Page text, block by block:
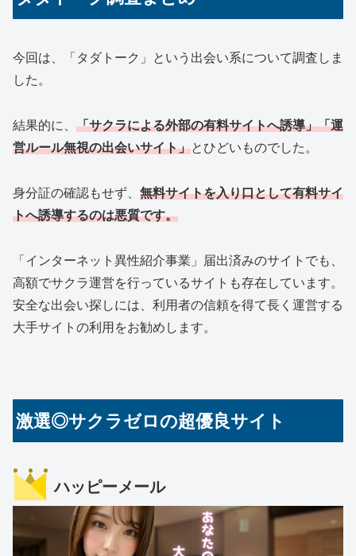
今回は、「タダトーク」という出会い系について調査しま
した。
結果的に、 「サクラによる外部の有料サイトへ誘導」「運
営ルール無視の出会いサイト」とひどいものでした。
身分証の確認もせず、 無料サイトを入り口として有料サイ
トへ誘導するのは悪質です。
「インターネット異性紹介事業」届出済みのサイトでも、
高額でサクラ運営を行っているサイトも存在しています。
安全な出会い探しには、利用者の信頼を得て長く運営する
大手サイトの利用をお勧めします。
激選◎サクラゼロの超優良サイト
ハッピーメール